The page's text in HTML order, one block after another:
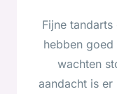
Fijne
hebben
wachten
aandacht is er